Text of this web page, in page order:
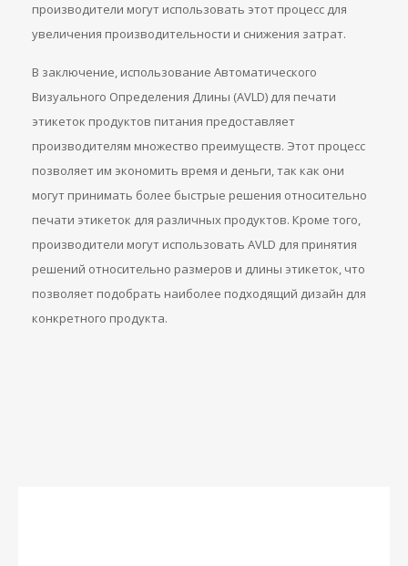
производители могут использовать этот процесс для
увеличения производительности и снижения затрат.
В заключение, использование Автоматического
Визуального Определения Длины (AVLD) для печати
этикеток продуктов питания предоставляет
производителям множество преимуществ. Этот процесс
позволяет им экономить время и деньги, так как они
могут принимать более быстрые решения относительно
печати этикеток для различных продуктов. Кроме того,
производители могут использовать AVLD для принятия
решений относительно размеров и длины этикеток, что
позволяет подобрать наиболее подходящий дизайн для
конкретного продукта.